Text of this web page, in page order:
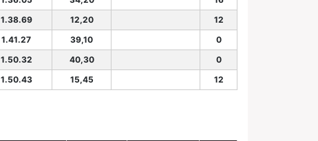
1.38.69 12,20
12
1.41.27 39,10
0
1.50.32 40,30
0
1.50.43 15,45 12